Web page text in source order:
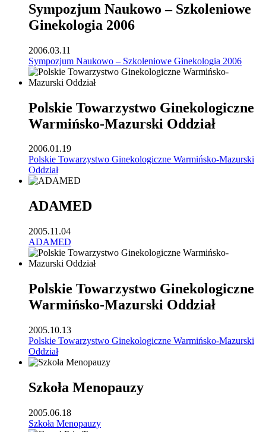
Sympozjum Naukowo – Szkoleniowe
Ginekologia 2006
2006.03.11
Sympozjum Naukowo – Szkoleniowe Ginekologia 2006
Polskie Towarzystwo Ginekologiczne
Warmińsko-Mazurski Oddział
2006.01.19
Polskie Towarzystwo Ginekologiczne Warmińsko-Mazurski
Oddział
ADAMED
2005.11.04
ADAMED
Polskie Towarzystwo Ginekologiczne
Warmińsko-Mazurski Oddział
2005.10.13
Polskie Towarzystwo Ginekologiczne Warmińsko-Mazurski
Oddział
Szkoła Menopauzy
2005.06.18
Szkoła Menopauzy